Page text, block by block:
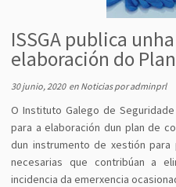
ISSGA publica
elaboración do
30 junio, 2020en Noticiasporadminprl
O Instituto Galego de
para a elaboración dun plan de
dun instrumento de xestión
necesarias que contribúan a
incidencia da emerxencia